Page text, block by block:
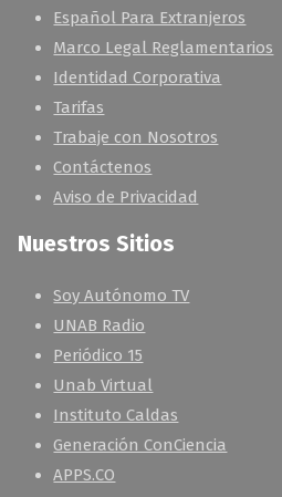
Español Para Extranjeros
Marco Legal Reglamentarios
Identidad Corporativa
Tarifas
Trabaje con Nosotros
Contáctenos
Aviso de Privacidad
Nuestros Sitios
Soy Autónomo TV
UNAB Radio
Periódico 15
Unab Virtual
Instituto Caldas
Generación ConCiencia
APPS.CO